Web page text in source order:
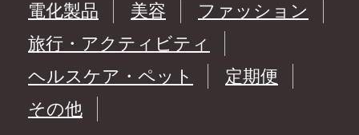
電化製品
美容
ファッション
旅行・アクティビティ
ヘルスケア・ペット
定期便
その他